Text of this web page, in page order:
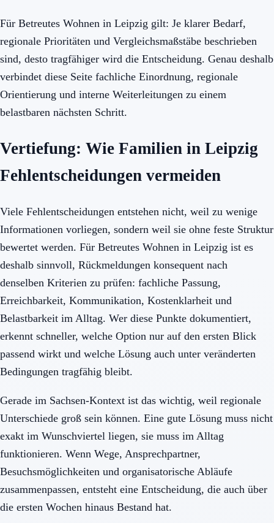
Für Betreutes Wohnen in Leipzig gilt: Je klarer Bedarf,
regionale Prioritäten und Vergleichsmaßstäbe beschrieben
sind, desto tragfähiger wird die Entscheidung. Genau deshalb
verbindet diese Seite fachliche Einordnung, regionale
Orientierung und interne Weiterleitungen zu einem
belastbaren nächsten Schritt.
Vertiefung: Wie Familien in Leipzig
Fehlentscheidungen vermeiden
Viele Fehlentscheidungen entstehen nicht, weil zu wenige
Informationen vorliegen, sondern weil sie ohne feste Struktur
bewertet werden. Für Betreutes Wohnen in Leipzig ist es
deshalb sinnvoll, Rückmeldungen konsequent nach
denselben Kriterien zu prüfen: fachliche Passung,
Erreichbarkeit, Kommunikation, Kostenklarheit und
Belastbarkeit im Alltag. Wer diese Punkte dokumentiert,
erkennt schneller, welche Option nur auf den ersten Blick
passend wirkt und welche Lösung auch unter veränderten
Bedingungen tragfähig bleibt.
Gerade im Sachsen-Kontext ist das wichtig, weil regionale
Unterschiede groß sein können. Eine gute Lösung muss nicht
exakt im Wunschviertel liegen, sie muss im Alltag
funktionieren. Wenn Wege, Ansprechpartner,
Besuchsmöglichkeiten und organisatorische Abläufe
zusammenpassen, entsteht eine Entscheidung, die auch über
die ersten Wochen hinaus Bestand hat.